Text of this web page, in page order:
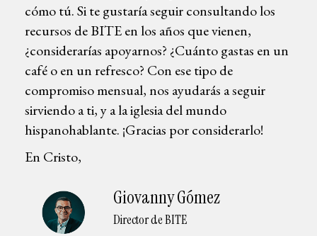
cómo tú. Si te gustaría seguir consultando los
recursos de BITE en los años que vienen,
¿considerarías apoyarnos? ¿Cuánto gastas en un
café o en un refresco? Con ese tipo de
compromiso mensual, nos ayudarás a seguir
sirviendo a ti, y a la iglesia del mundo
hispanohablante. ¡Gracias por considerarlo!
En Cristo,
Giovanny Gómez
Director de BITE